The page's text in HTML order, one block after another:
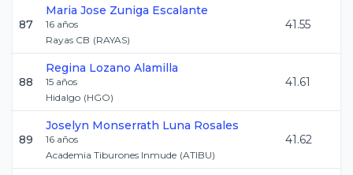
87
Maria Jose Zuniga Escalante
16 años
Rayas CB (RAYAS)
41.55
88
Regina Lozano Alamilla
15 años
Hidalgo (HGO)
41.61
89
Joselyn Monserrath Luna Rosales
16 años
Academia Tiburones Inmude (ATIBU)
41.62